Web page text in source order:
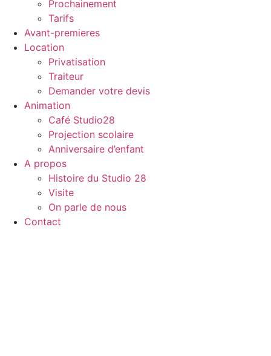
Prochainement
Tarifs
Avant-premieres
Location
Privatisation
Traiteur
Demander votre devis
Animation
Café Studio28
Projection scolaire
Anniversaire d’enfant
A propos
Histoire du Studio 28
Visite
On parle de nous
Contact